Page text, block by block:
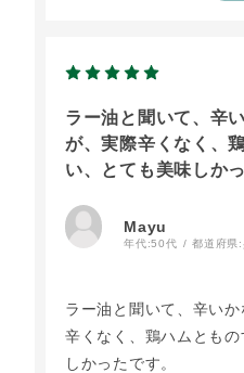
ラー油と聞いて、辛
が、実際辛くなく、
い、とても美味しか
Mayu
年代:50代 都道府県:
ラー油と聞いて、辛い
辛くなく、鶏ハムとも
しかったです。